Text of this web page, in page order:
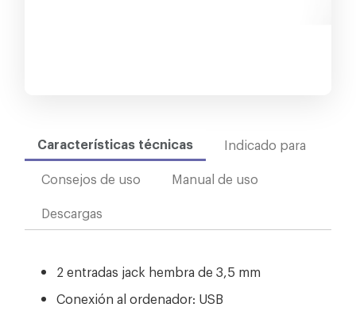
Características técnicas
Indicado para
Consejos de uso
Manual de uso
Descargas
2 entradas jack hembra de 3,5 mm
Conexión al ordenador: USB